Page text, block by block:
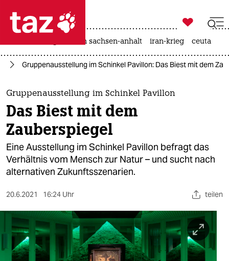
 taz zahl ich
taz zahl ich
themen
politik
öko
gesellschaft
sport
berlin
nord

taz zahl ich
landtagswahl in sachsen-anhalt iran-krieg ceuta
Gruppenausstellung im Schinkel Pavillon: Das Biest mit dem
Gruppenausstellung im Schinkel Pavillon
Das Biest mit dem
Zauberspiegel
Eine Ausstellung im Schinkel Pavillon befragt das
Verhältnis vom Mensch zur Natur – und sucht nach
alternativen Zukunftsszenarien.
20.6.2021 16:24 Uhr teilen